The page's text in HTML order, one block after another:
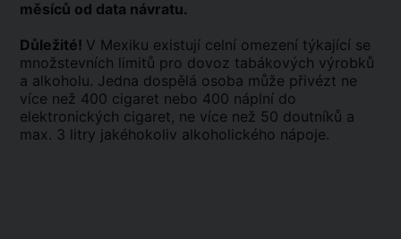
měsíců od data návratu.
Důležité! V Mexiku existují celní omezení týkající se
množstevních limitů pro dovoz tabákových výrobků
a alkoholu. Jedna dospělá osoba může přivézt ne
více než 400 cigaret nebo 400 náplní do
elektronických cigaret, ne více než 50 doutníků a
max. 3 litry jakéhokoliv alkoholického nápoje.